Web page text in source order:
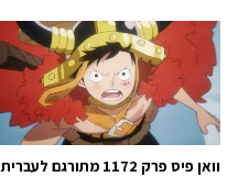
וואן פיס פרק 1172 מתורגם לעברית